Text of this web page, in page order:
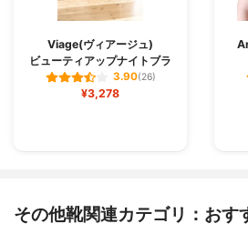
Viage(ヴィアージュ)
ビューティアップナイトブラ
3.90(26)
¥3,278
その他靴関連カテゴリ：おす